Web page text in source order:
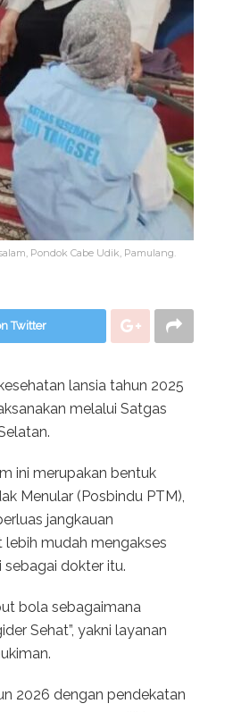
Pondok Cabe Udik, Pamulang.
Twitter
lansia tahun 2025
melalui Satgas
ini merupakan bentuk
Menular (Posbindu PTM),
jangkauan
mudah mengakses
sebagai dokter itu.
bola sebagaimana
Sehat”, yakni layanan
2026 dengan pendekatan